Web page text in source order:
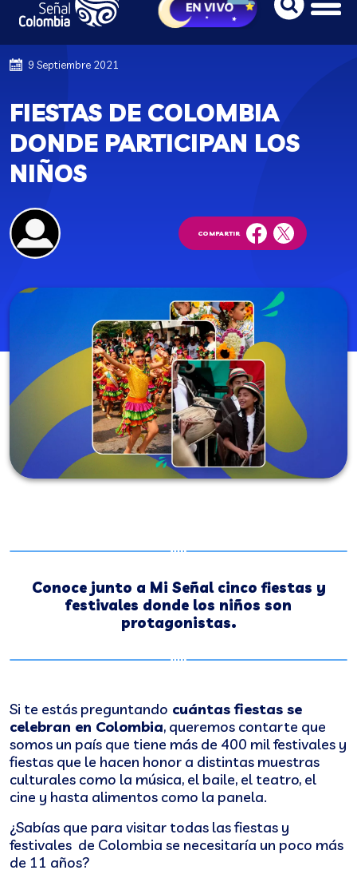
9 Septiembre 2021
FIESTAS DE COLOMBIA
DONDE PARTICIPAN LOS
NIÑOS
COMPARTIR
Conoce junto a Mi Señal cinco fiestas y
festivales donde los niños son
protagonistas.
Si te estás preguntando cuántas fiestas se
celebran en Colombia, queremos contarte que
somos un país que tiene más de 400 mil festivales y
fiestas que le hacen honor a distintas muestras
culturales como la música, el baile, el teatro, el
cine y hasta alimentos como la panela.
¿Sabías que para visitar todas las fiestas y
festivales de Colombia se necesitaría un poco más
de 11 años?